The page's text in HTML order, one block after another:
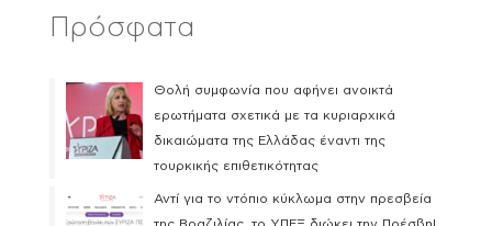
Πρόσφατα
Θολή συμφωνία που αφήνει ανοικτά
ερωτήματα σχετικά με τα κυριαρχικά
δικαιώματα της Ελλάδας έναντι της
τουρκικής επιθετικότητας
Αντί για το ντόπιο κύκλωμα στην πρεσβεία